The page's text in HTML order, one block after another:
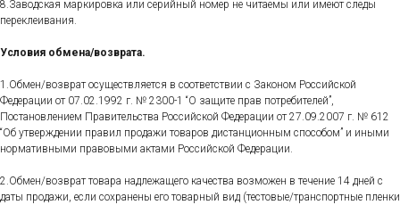
8.Заводская маркировка или серийный номер не читаемы или имеют следы
переклеивания.
Условия обмена/возврата.
1.Обмен/возврат осуществляется в соответствии с Законом Российской
Федерации от 07.02.1992 г. № 2300-1 “О защите прав потребителей”,
Постановлением Правительства Российской Федерации от 27.09.2007 г. № 612
“Об утверждении правил продажи товаров дистанционным способом” и иными
нормативными правовыми актами Российской Федерации.
2.Обмен/возврат товара надлежащего качества возможен в течение 14 дней с
даты продажи, если сохранены его товарный вид (тестовые/транспортные пленки